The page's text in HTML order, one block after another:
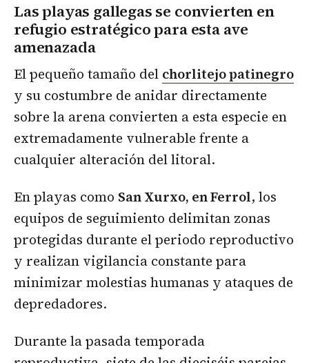
Las playas gallegas se convierten en
refugio estratégico para esta ave
amenazada
El pequeño tamaño del chorlitejo patinegro
y su costumbre de anidar directamente
sobre la arena convierten a esta especie en
extremadamente vulnerable frente a
cualquier alteración del litoral.
En playas como San Xurxo, en Ferrol, los
equipos de seguimiento delimitan zonas
protegidas durante el periodo reproductivo
y realizan vigilancia constante para
minimizar molestias humanas y ataques de
depredadores.
Durante la pasada temporada